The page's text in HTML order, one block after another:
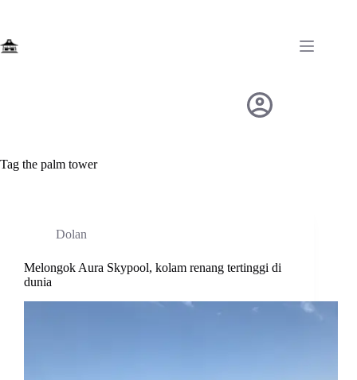
Tag the palm tower
Dolan
Melongok Aura Skypool, kolam renang tertinggi di
dunia